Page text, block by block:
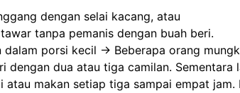
dengan selai kacang, atau
tanpa pemanis dengan buah beri.
dalam porsi kecil -> Beberapa orang
dengan dua atau tiga camilan. Sementara
atau makan setiap tiga sampai empat jam.